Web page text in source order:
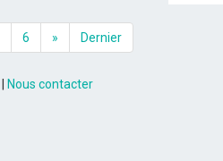
6 » Dernier
Nous contacter